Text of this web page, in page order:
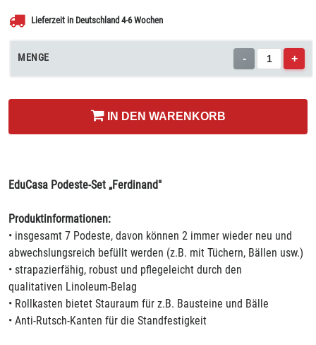
Lieferzeit in Deutschland 4-6 Wochen
MENGE - +
IN DEN WARENKORB
EduCasa Podeste-Set „Ferdinand"
Produktinformationen:
• insgesamt 7 Podeste, davon können 2 immer wieder neu und
abwechslungsreich befüllt werden (z.B. mit Tüchern, Bällen usw.)
• strapazierfähig, robust und pflegeleicht durch den
qualitativen Linoleum-Belag
• Rollkasten bietet Stauraum für z.B. Bausteine und Bälle
• Anti-Rutsch-Kanten für die Standfestigkeit